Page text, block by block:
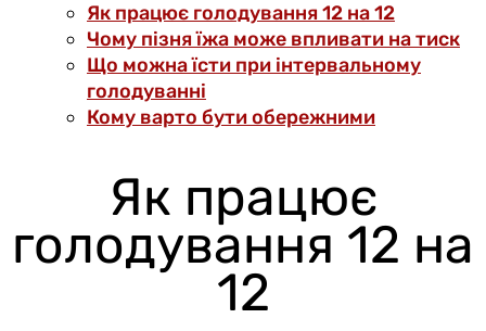
Як працює голодування 12 на 12
Чому пізня їжа може впливати на тиск
Що можна їсти при інтервальному
голодуванні
Кому варто бути обережними
Як працює
голодування 12 на
12